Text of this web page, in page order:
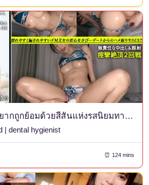
SUKE-179 [ฉันอยากถูกย้อมด้วยสีสันแห่งรสนิยมทางเพศของผู้ชาย x การร่วมรักแบบหนึ่งคืนที่ชายหาด] เธอเป็นสาวงามที่สง่างาม เยือกเย็น แต่เธอก็ตกหลุมรักได้ง่ายและถูกหลอกได้ง่ายเช่นกัน หากมันทำให้คนอื่นมีความสุข... สาวมาโซคิสต์ลึกลับคนนี้จะยอมรับการเล่นที่แปลกประหลาดและเซ็กส์แบบ POV ที่เร่าร้อน! เธอรู้สึกมีความสุขเมื่อจู๋ที่ตั้งตรงถูกยัดเข้าไปลึกในลำคอของเธอ และใบหน้าอันงดงามของเธอก็แดงก่ำในขณะที่เธอถึงจุดสุดยอดด้วยความรู้สึกหายใจไม่ออก! ร่างสวยงามของเธอที่วาววับไปด้วยน้ำมันถูกกระแทกอย่างแรงและเธอถึงจุดสุดยอดด้วยการกระตุก! แตกใส่หน้าและหลั่งบนหน้า! [NS TOKYO FUCK คนที่ 19 มามิ]
| dental hygienist
⏰ 124 mins